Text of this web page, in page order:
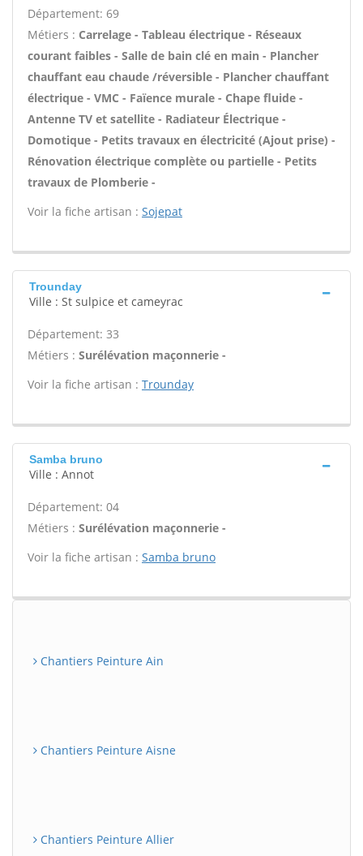
Département: 69
Métiers : Carrelage - Tableau électrique - Réseaux
courant faibles - Salle de bain clé en main - Plancher
chauffant eau chaude /réversible - Plancher chauffant
électrique - VMC - Faïence murale - Chape fluide -
Antenne TV et satellite - Radiateur Électrique -
Domotique - Petits travaux en électricité (Ajout prise) -
Rénovation électrique complète ou partielle - Petits
travaux de Plomberie -
Voir la fiche artisan : Sojepat
Trounday
Ville : St sulpice et cameyrac
Département: 33
Métiers : Surélévation maçonnerie -
Voir la fiche artisan : Trounday
Samba bruno
Ville : Annot
Département: 04
Métiers : Surélévation maçonnerie -
Voir la fiche artisan : Samba bruno
Chantiers Peinture Ain
Chantiers Peinture Aisne
Chantiers Peinture Allier